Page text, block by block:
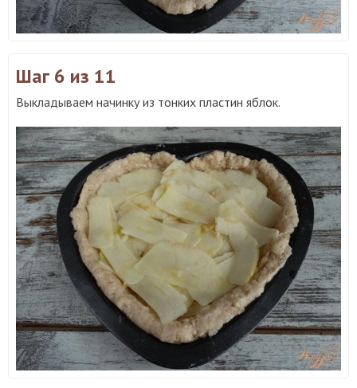
Шаг 6 из 11
Выкладываем начинку из тонких пластин яблок.